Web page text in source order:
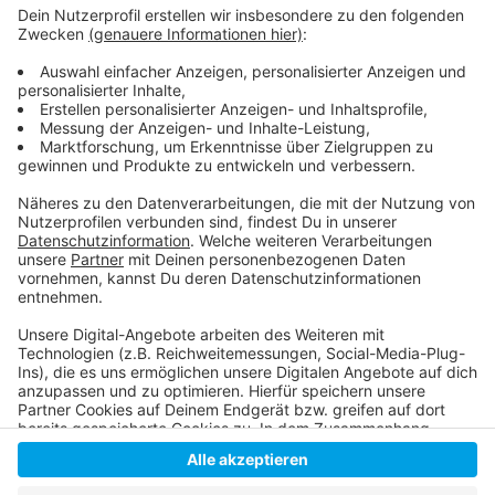
Wie wird euer Jahresstart 2024? Macht euch keine
Sorgen, alles wird gut! Auf rauer See braucht man
einen erfahrenen Kapitän, der einen in den sicheren
Hafen der guten Laune schippert. Atzes Mantra für ein
glückliches Leben: "Lass' mich mal machen." Also volle
Kraft voraus und viel Spaß bei Atze Schröders
Kaltstart 24.
Anzeige
Anzeige